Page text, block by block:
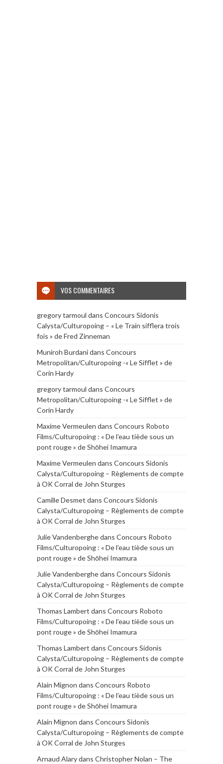
VOS COMMENTAIRES
gregory tarmoul dans Concours Sidonis
Calysta/Culturopoing – « Le Train sifflera trois
fois » de Fred Zinneman
Muniroh Burdanidans Concours
Metropolitan/Culturopoing -« Le Sifflet » de
Corin Hardy
gregory tarmoul dans Concours
Metropolitan/Culturopoing -« Le Sifflet » de
Corin Hardy
Maxime Vermeulen dans Concours Roboto
Films/Culturopoing : « De l’eau tiède sous un
pont rouge » de Shōhei Imamura
Maxime Vermeulen dans Concours Sidonis
Calysta/Culturopoing – Règlements de compte
à OK Corral de John Sturges
Camille Desmet dans Concours Sidonis
Calysta/Culturopoing – Règlements de compte
à OK Corral de John Sturges
Julie Vandenberghedans Concours Roboto
Films/Culturopoing : « De l’eau tiède sous un
pont rouge » de Shōhei Imamura
Julie Vandenberghedans Concours Sidonis
Calysta/Culturopoing – Règlements de compte
à OK Corral de John Sturges
Thomas Lambert dans Concours Roboto
Films/Culturopoing : « De l’eau tiède sous un
pont rouge » de Shōhei Imamura
Thomas Lambert dans Concours Sidonis
Calysta/Culturopoing – Règlements de compte
à OK Corral de John Sturges
Alain Mignon dans Concours Roboto
Films/Culturopoing : « De l’eau tiède sous un
pont rouge » de Shōhei Imamura
Alain Mignon dans Concours Sidonis
Calysta/Culturopoing – Règlements de compte
à OK Corral de John Sturges
Arnaud Alarydans Christopher Nolan – The